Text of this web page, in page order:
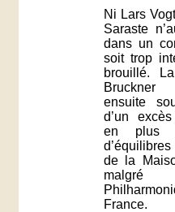
Ni Lars
Saraste
dans un
soit trop
brouillé.
Bruckner
ensuite
d’un
en plus
de la
malgré
France.